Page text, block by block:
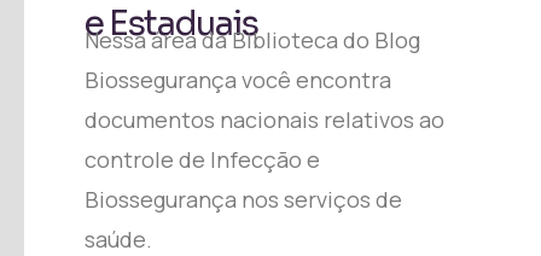
e Estaduais
Nessa área da Biblioteca do Blog
Biossegurança você encontra
documentos nacionais relativos ao
controle de Infecção e
Biossegurança nos serviços de
saúde.